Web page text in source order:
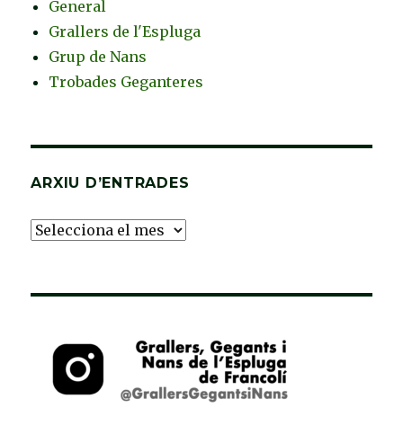
General
Grallers de l'Espluga
Grup de Nans
Trobades Geganteres
ARXIU D’ENTRADES
Arxiu